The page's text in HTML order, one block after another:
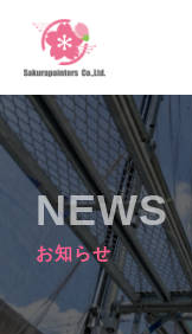
NEWS
お知らせ